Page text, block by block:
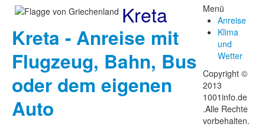
Kreta
Kreta - Anreise mit
Flugzeug, Bahn, Bus
oder dem eigenen
Auto
Menü
Anreise
Klima
und
Wetter
Copyright ©
2013
1001info.de
.Alle Rechte
vorbehalten.